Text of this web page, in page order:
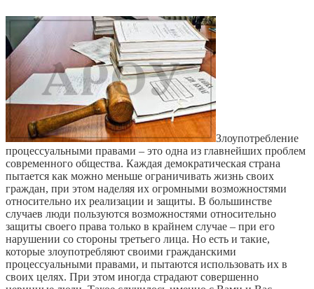
Злоупотребление
процессуальными правами – это одна из главнейших проблем
современного общества. Каждая демократическая страна
пытается как можно меньше ограничивать жизнь своих
граждан, при этом наделяя их огромными возможностями
относительно их реализации и защиты. В большинстве
случаев люди пользуются возможностями относительно
защиты своего права только в крайнем случае – при его
нарушении со стороны третьего лица. Но есть и такие,
которые злоупотребляют своими гражданскими
процессуальными правами, и пытаются использовать их в
своих целях. При этом иногда страдают совершенно